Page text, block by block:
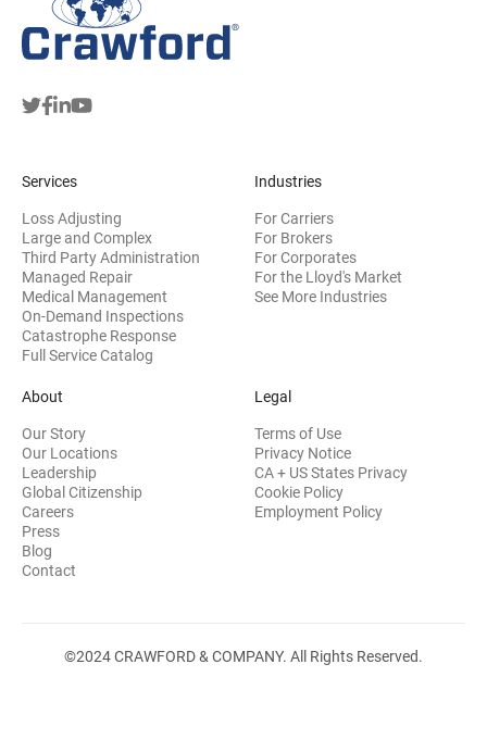
Services
Loss Adjusting
Large and Complex
Third Party Administration
Managed Repair
Medical Management
On-Demand Inspections
Catastrophe Response
Full Service Catalog
Industries
For Carriers
For Brokers
For Corporates
For the Lloyd's Market
See More Industries
About
Our Story
Our Locations
Leadership
Global Citizenship
Careers
Press
Blog
Contact
Legal
Terms of Use
Privacy Notice
CA + US States Privacy
Cookie Policy
Employment Policy
©2024 CRAWFORD & COMPANY. All Rights Reserved.